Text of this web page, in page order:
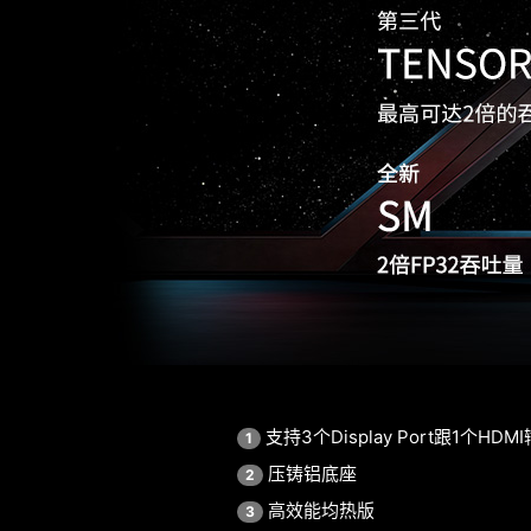
1 支持3个Display Port跟1个HDMI
2 压铸铝底座
3 高效能均热版